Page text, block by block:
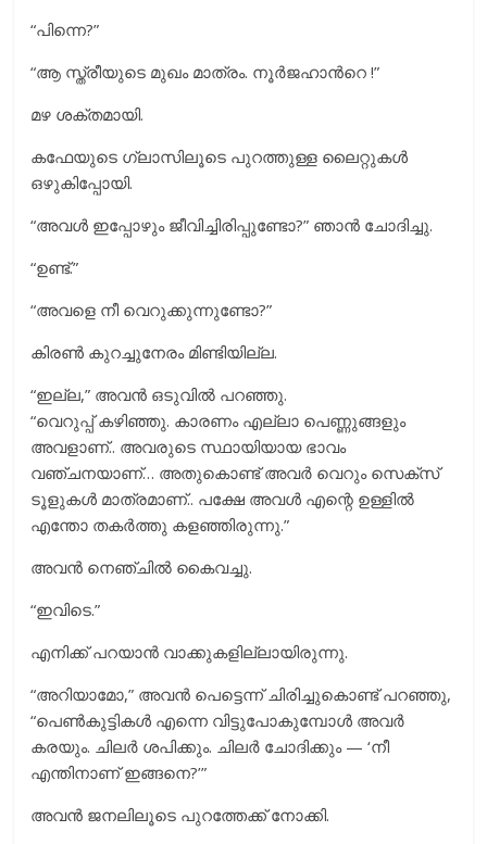
“പിന്നെ?”
“ആ സ്ത്രീയുടെ മുഖം മാത്രം. നൂര്‍ജഹാന്‍റെ !”
മഴ ശക്തമായി.
കഫേയുടെ ഗ്ലാസിലൂടെ പുറത്തുള്ള ലൈറ്റുകൾ
ഒഴുകിപ്പോയി.
“അവൾ ഇപ്പോഴും ജീവിച്ചിരിപ്പുണ്ടോ?” ഞാൻ ചോദിച്ചു.
“ഉണ്ട്.”
“അവളെ നീ വെറുക്കുന്നുണ്ടോ?”
കിരൺ കുറച്ചുനേരം മിണ്ടിയില്ല.
“ഇല്ല,” അവൻ ഒടുവിൽ പറഞ്ഞു.
“വെറുപ്പ് കഴിഞ്ഞു. കാരണം എല്ലാ പെണ്ണുങ്ങളും
അവളാണ്.. അവരുടെ സ്ഥായിയായ ഭാവം
വഞ്ചനയാണ്… അതുകൊണ്ട് അവര്‍ വെറും സെക്സ്
ടൂളുകള്‍ മാത്രമാണ്.. പക്ഷേ അവൾ എന്റെ ഉള്ളിൽ
എന്തോ തകര്‍ത്തു കളഞ്ഞിരുന്നു.”
അവൻ നെഞ്ചിൽ കൈവച്ചു.
“ഇവിടെ.”
എനിക്ക് പറയാൻ വാക്കുകളില്ലായിരുന്നു.
“അറിയാമോ,” അവൻ പെട്ടെന്ന് ചിരിച്ചുകൊണ്ട് പറഞ്ഞു,
“പെൺകുട്ടികൾ എന്നെ വിട്ടുപോകുമ്പോൾ അവർ
കരയും. ചിലർ ശപിക്കും. ചിലർ ചോദിക്കും — ‘നീ
എന്തിനാണ് ഇങ്ങനെ?’”
അവൻ ജനലിലൂടെ പുറത്തേക്ക് നോക്കി.